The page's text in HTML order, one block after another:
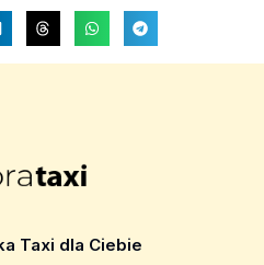
Taxi dla Ciebie